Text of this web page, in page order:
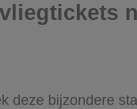
deze bijzondere